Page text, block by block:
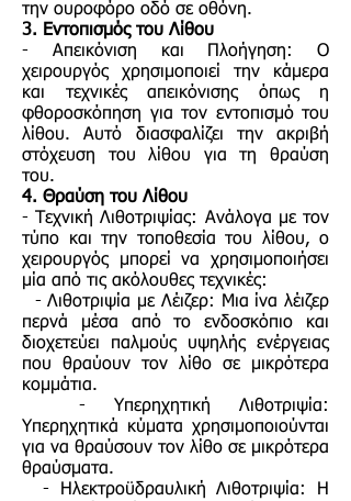
την ουροφόρο οδό σε οθόνη.
3. Εντοπισμός του Λίθου
- Απεικόνιση και Πλοήγηση: Ο
χειρουργός χρησιμοποιεί την κάμερα
και τεχνικές απεικόνισης όπως η
φθοροσκόπηση για τον εντοπισμό του
λίθου. Αυτό διασφαλίζει την ακριβή
στόχευση του λίθου για τη θραύση
του.
4. Θραύση του Λίθου
- Τεχνική Λιθοτριψίας: Ανάλογα με τον
τύπο και την τοποθεσία του λίθου, ο
χειρουργός μπορεί να χρησιμοποιήσει
μία από τις ακόλουθες τεχνικές:
- Λιθοτριψία με Λέιζερ: Μια ίνα λέιζερ
περνά μέσα από το ενδοσκόπιο και
διοχετεύει παλμούς υψηλής ενέργειας
που θραύουν τον λίθο σε μικρότερα
κομμάτια.
- Υπερηχητική Λιθοτριψία:
Υπερηχητικά κύματα χρησιμοποιούνται
για να θραύσουν τον λίθο σε μικρότερα
θραύσματα.
- Ηλεκτροϋδραυλική Λιθοτριψία: Η